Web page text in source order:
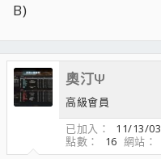
B)
奧汀Ψ
高級會員
已加入
11/13/03
點數
16 網站